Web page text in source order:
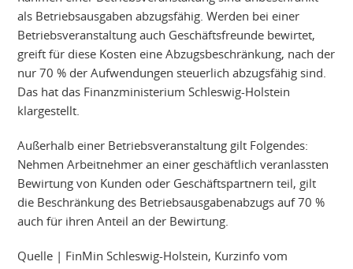
als Betriebsausgaben abzugsfähig. Werden bei einer
Betriebsveranstaltung auch Geschäftsfreunde bewirtet,
greift für diese Kosten eine Abzugsbeschränkung, nach der
nur 70 % der Aufwendungen steuerlich abzugsfähig sind.
Das hat das Finanzministerium Schleswig-Holstein
klargestellt.
Außerhalb einer Betriebsveranstaltung gilt Folgendes:
Nehmen Arbeitnehmer an einer geschäftlich veranlassten
Bewirtung von Kunden oder Geschäftspartnern teil, gilt
die Beschränkung des Betriebsausgabenabzugs auf 70 %
auch für ihren Anteil an der Bewirtung.
Quelle | FinMin Schleswig-Holstein, Kurzinfo vom